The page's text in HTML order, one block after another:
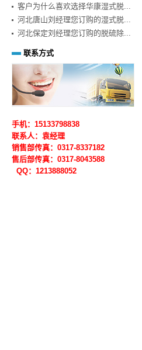
客户为什么喜欢选择华康湿式脱...
河北唐山刘经理您订购的湿式脱...
河北保定刘经理您订购的脱硫除...
联系方式
手机：15133798838
联系人：袁经理
销售部传真：0317-8337182
售后部传真：0317-8043588
QQ：1213888052